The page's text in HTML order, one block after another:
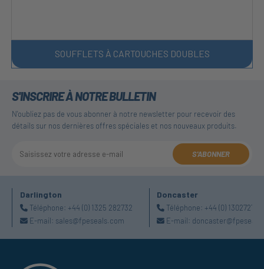
SOUFFLETS À CARTOUCHES DOUBLES
S'INSCRIRE À NOTRE BULLETIN
N'oubliez pas de vous abonner à notre newsletter pour recevoir des
détails sur nos dernières offres spéciales et nos nouveaux produits.
S'ABONNER
Darlington
Téléphone: +44 (0) 1325 282732
E-mail: sales@fpeseals.com
Doncaster
Téléphone: +44 (0)
E-mail: